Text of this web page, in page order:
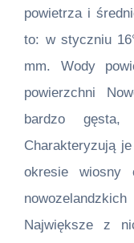
powietrza i
to: w styczniu
mm. Wody
powierzchni
bardzo
Charakteryzują
okresie wiosny
Największe z